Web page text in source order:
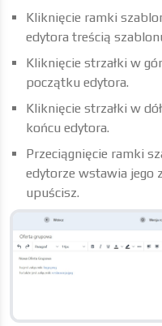
Kliknięcie ramki
edytora treścią
Kliknięcie strzałki w
początku edytora.
Kliknięcie strzałki w
końcu edytora.
Przeciągnięcie ramki
edytorze wstawia jego
upuścisz.